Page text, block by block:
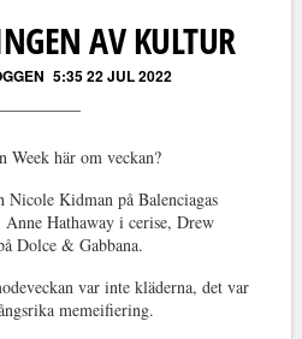
AV KULTUR
5:35 22 JUL 2022
Week här om veckan?
Kidman på Balenciagas
Hathaway i cerise, Drew
Dolce & Gabbana.
var inte kläderna, det var
memeifiering.